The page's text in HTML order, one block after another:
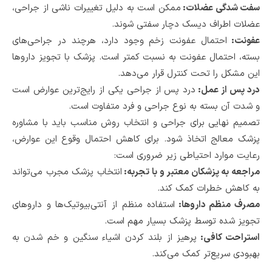
سفت شدگی عضلات: ممکن است به دلیل تغییرات ناشی از جراحی،
عضلات اطراف دیسک دچار سفتی شوند.
عفونت: احتمال عفونت زخم وجود دارد، هرچند در جراحی‌های
بسته، احتمال عفونت به نسبت کمتر است. پزشک با تجویز داروها
این مشکل را تحت کنترل قرار می‌دهد.
درد پس از عمل: درد پس از جراحی یکی از رایج‌ترین عوارض است
و شدت آن بسته به نوع جراحی و فرد متفاوت است.
تصمیم نهایی برای جراحی و انتخاب روش مناسب باید با مشاوره
پزشک معالج اتخاذ شود. برای کاهش احتمال وقوع این عوارض،
رعایت موارد احتیاطی زیر ضروری است:
مراجعه به پزشکان معتبر و با تجربه: انتخاب پزشک مجرب می‌تواند
به کاهش خطرات کمک کند.
مصرف منظم داروها: استفاده منظم از آنتی‌بیوتیک‌ها و داروهای
تجویز شده توسط پزشک بسیار مهم است.
استراحت کافی: پرهیز از بلند کردن اشیاء سنگین و خم شدن به
بهبودی سریع‌تر کمک می‌کند.